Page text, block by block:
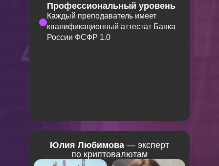
Профессиональный уровень
Каждый преподаватель имеет
квалификационный аттестат Банка
России ФСФР 1.0
Юлия Любимова — эксперт
по криптовалютам